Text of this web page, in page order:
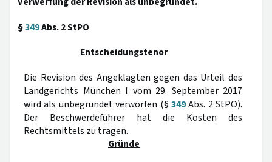
§349Abs. 2 StPO
Entscheidungstenor
Die Revision des Angeklagten gegen das Urteil des
Landgerichts München I vom 29. September 2017
wird als unbegründet verworfen (§ 349Abs. 2 StPO).
Der Beschwerdeführer hat die Kosten des
Rechtsmittels zu tragen.
Gründe